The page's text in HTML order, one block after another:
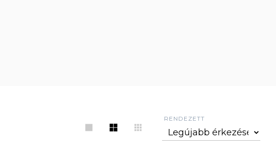
RENDEZETT